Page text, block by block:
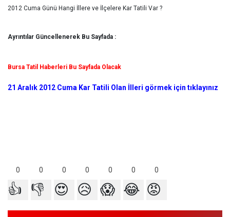
2012 Cuma Günü Hangi İllere ve İlçelere Kar Tatili Var ?
Ayrıntılar Güncellenerek Bu Sayfada :
Bursa Tatil Haberleri Bu Sayfada Olacak
21 Aralık 2012 Cuma Kar Tatili Olan İlleri görmek için tıklayınız
0 0 0 0 0 0 0
👍 👎 😍 😥 😱 😂 😡